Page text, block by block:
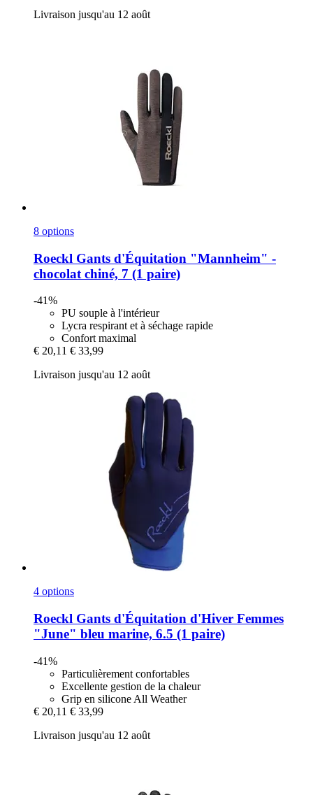
Livraison jusqu'au 12 août
8 options
Roeckl Gants d'Équitation "Mannheim" -​
chocolat chiné, 7 (1 paire)
-41%
PU souple à l'intérieur
Lycra respirant et à séchage rapide
Confort maximal
€ 20,11 € 33,99
Livraison jusqu'au 12 août
4 options
Roeckl Gants d'Équitation d'Hiver Femmes
"June" bleu marine, 6.5 (1 paire)
-41%
Particulièrement confortables
Excellente gestion de la chaleur
Grip en silicone All Weather
€ 20,11 € 33,99
Livraison jusqu'au 12 août